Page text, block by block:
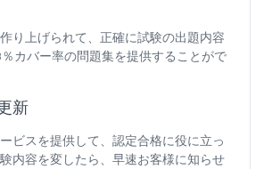
り上げられて、正確に試験の出題内容
カバー率の問題集を提供することがで
新
ビスを提供して、認定合格に役に立っ
内容を変したら、早速お客様に知らせ